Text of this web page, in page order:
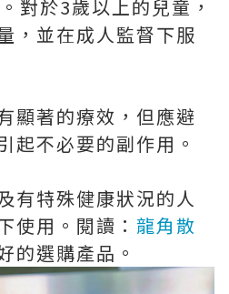
對於3歲以上的兒童，
，並在成人監督下服
顯著的療效，但應避
起不必要的副作用。
有特殊健康狀況的人
使用。閱讀： 龍角散
的選購產品。